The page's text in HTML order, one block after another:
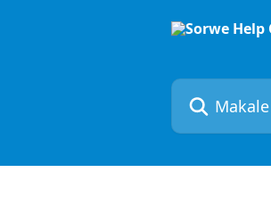
Makale ara...